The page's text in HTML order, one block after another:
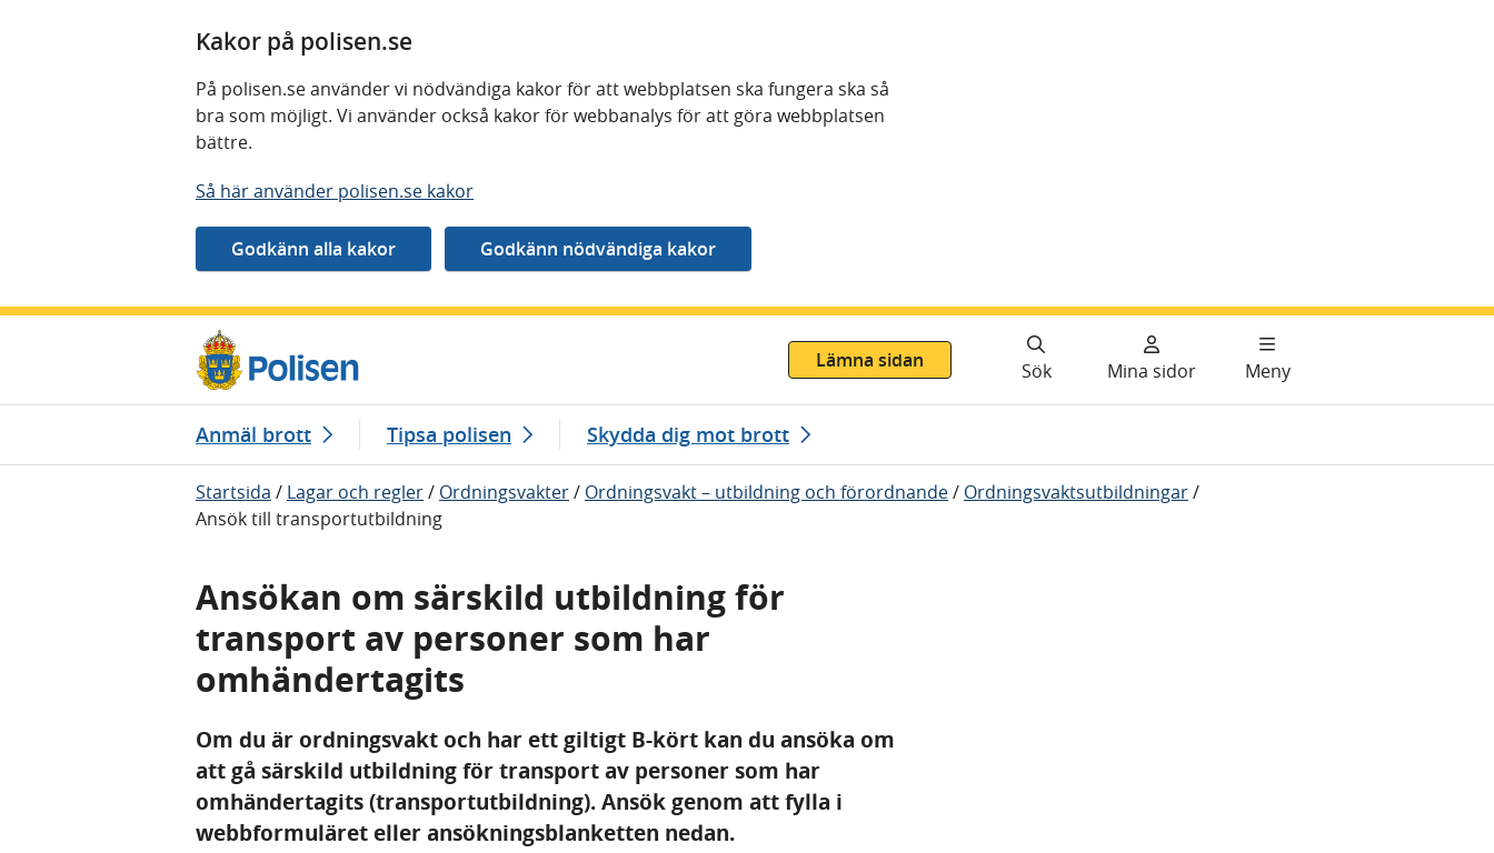
Kakor på polisen.se
På polisen.se använder vi nödvändiga kakor för att webbplatsen ska fungera ska så
bra som möjligt. Vi använder också kakor för webbanalys för att göra webbplatsen
bättre.
Så här använder polisen.se kakor
Lämna sidan
Sök Mina sidor Meny
Anmäl brott Tipsa polisen Skydda dig mot brott
Startsida / Lagar och regler/ Ordningsvakter/ Ordningsvakt – utbildning och förordnande/ Ordningsvaktsutbildningar/
Ansök till transportutbildning
Ansökan om särskild utbildning för
transport av personer som har
omhändertagits
Om du är ordningsvakt och har ett giltigt B-kört kan du ansöka om
att gå särskild utbildning för transport av personer som har
omhändertagits (transportutbildning). Ansök genom att fylla i
webbformuläret eller ansökningsblanketten nedan.